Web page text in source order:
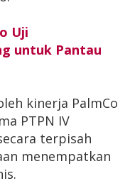
Uji
untuk Pantau
kinerja PalmCo
PTPN IV
terpisah
menempatkan